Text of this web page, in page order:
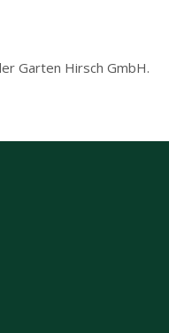
Garten Hirsch GmbH.